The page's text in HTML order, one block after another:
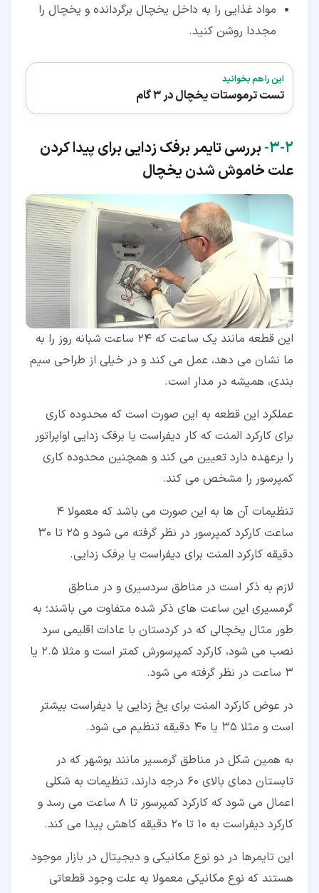
مواد غذایی را به داخل یخچال برگردانده و یخچال را
مجددا روشن کنید.
این را هم بخوانید
تست ترموستات یخچال در 3 گام
۲‏-‏۳‏-
بررسی تایمر برفک زدایی برای پیدا کردن
علت خاموش شدن یخچال
این قطعه مانند یک ساعت که 24 ساعت شبانه روز را به
ما نشان می دهد، عمل می کند و در خیلی از طراحی سیم
بندی، همیشه در مدار است.
عملکرد این قطعه به این صورت است که محدوده کاری
برای کارکرد المنت که کار دیفراست یا برفک زدایی اواپراتور
را برعهده دارد تعیین می کند و همچنین محدوده کاری
کمپرسور را مشخص می کند.
تنظیمات آن ها به این صورت می باشد که معمولا 4
ساعت کارکرد کمپرسور در نظر گرفته می شود و 25 تا 30
دقیقه کارکرد المنت برای دیفراست یا برفک زدایی.
لازم به ذکر است در مناطق سردسیری و در مناطق
گرمسیری این ساعت های ذکر شده متفاوت می باشند؛ به
طور مثال یخچالی که در کردستان با عادات اقلیمی سرد
نصب می شود، کارکرد کمپرسورش کمتر است و مثلا 2.5 یا
3 ساعت در نظر گرفته می شود.
در عوض کارکرد المنت برای یخ زدایی یا دیفراست بیشتر
است و مثلا 35 یا 40 دقیقه تنظیم می شود.
به همین شکل در مناطق گرمسیر مانند بوشهر که در
تابستان دمای بالای 60 درجه دارند، تنظیمات به شکلی
اعمال می شود که کارکرد کمپرسور تا 8 ساعت می رسد و
کارکرد دیفراست به 10 تا 20 دقیقه کاهش پیدا می کند.
این تایمرها در دو نوع مکانیکی و دیجیتال در بازار موجود
هستند که نوع مکانیکی معمولا به علت وجود قطعاتی